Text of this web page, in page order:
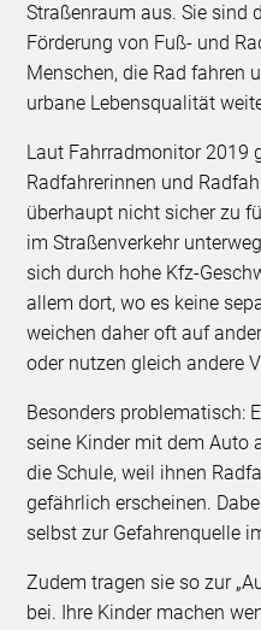
Straßenraum aus. Sie sind
Förderung von Fuß- und
Menschen, die Rad fahren
urbane Lebensqualität
Laut Fahrradmonitor 2019
Radfahrerinnen und
überhaupt nicht sicher zu
im Straßenverkehr
sich durch hohe Kfz-
allem dort, wo es keine
weichen daher oft auf
oder nutzen gleich andere
Besonders problematisch:
seine Kinder mit dem Auto
die Schule, weil ihnen
gefährlich erscheinen.
selbst zur Gefahrenquelle
Zudem tragen sie so zur
bei. Ihre Kinder machen